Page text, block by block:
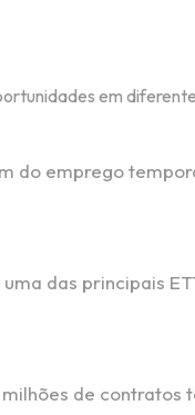
em
do emprego
das principais
de